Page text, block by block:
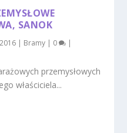
SANOK
| Bramy | 0 |
przemysłowych
właściciela...